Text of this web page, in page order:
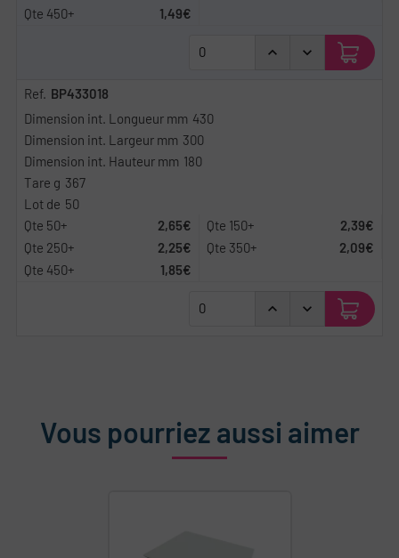
1,49€
BP433018
430
300
180
367
50
2,65€
2,39€
2,25€
2,09€
1,85€
Vous pourriez aussi aimer